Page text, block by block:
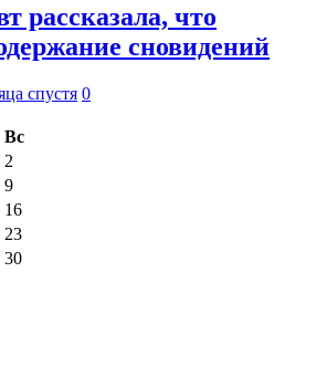
рассказала, что
сновидений
спустя 0
Вс
2
9
16
23
30